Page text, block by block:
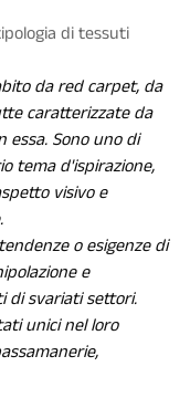
di tessuti
da red carpet, da
caratterizzate da
Sono uno di
tema d'ispirazione,
visivo e
o esigenze di
e
di svariati settori.
unici nel loro